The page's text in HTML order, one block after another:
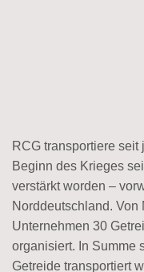
RCG transportiere
Beginn des Krieges
verstärkt worden –
Norddeutschland. Von
Unternehmen 30
organisiert. In Summe
Getreide transportiert